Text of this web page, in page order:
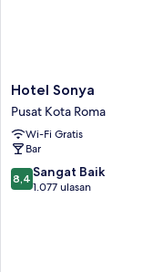
Hotel
Sonya
Pusat
Kota
Roma
Hotel Sonya
Pusat Kota Roma
Wi-Fi Gratis
Bar
8.4
dari
8,4 Sangat Baik
1.077 ulasan